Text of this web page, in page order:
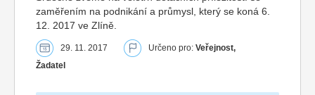
zaměřením na podnikání a průmysl, který se koná 6.
12. 2017 ve Zlíně.
29. 11. 2017 Určeno pro: Veřejnost,
Žadatel